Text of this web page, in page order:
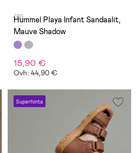
(0)
Hummel Playa Infant Sandaalit,
Mauve Shadow
15,90 €
Ovh: 44,90 €
Superhinta